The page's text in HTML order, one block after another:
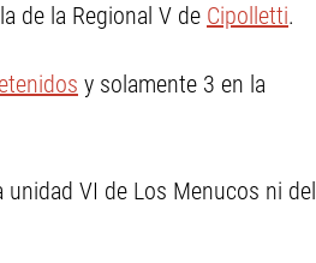
de la Regional V de Cipolletti.
y solamente 3 en la
VI de Los Menucos ni del